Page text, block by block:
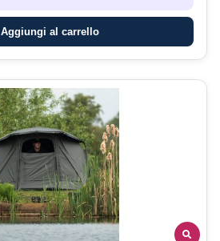
Aggiungi al carrello